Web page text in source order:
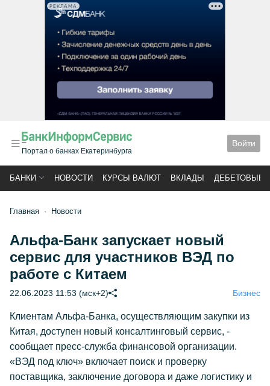
РЕКЛАМА
Портал о банках Екатеринбурга
Войти
БАНКИ НОВОСТИ КУРСЫ ВАЛЮТ ВКЛАДЫ ДЕБЕТОВЫЕ
Главная Новости
Альфа-Банк запускает новый
сервис для участников ВЭД по
работе с Китаем
22.06.2023 11:53 (мск+2) Бизнес
Клиентам Альфа-Банка, осуществляющим закупки из
Китая, доступен новый консалтинговый сервис, -
сообщает пресс-служба финансовой организации.
«ВЭД под ключ» включает поиск и проверку
поставщика, заключение договора и даже логистику и